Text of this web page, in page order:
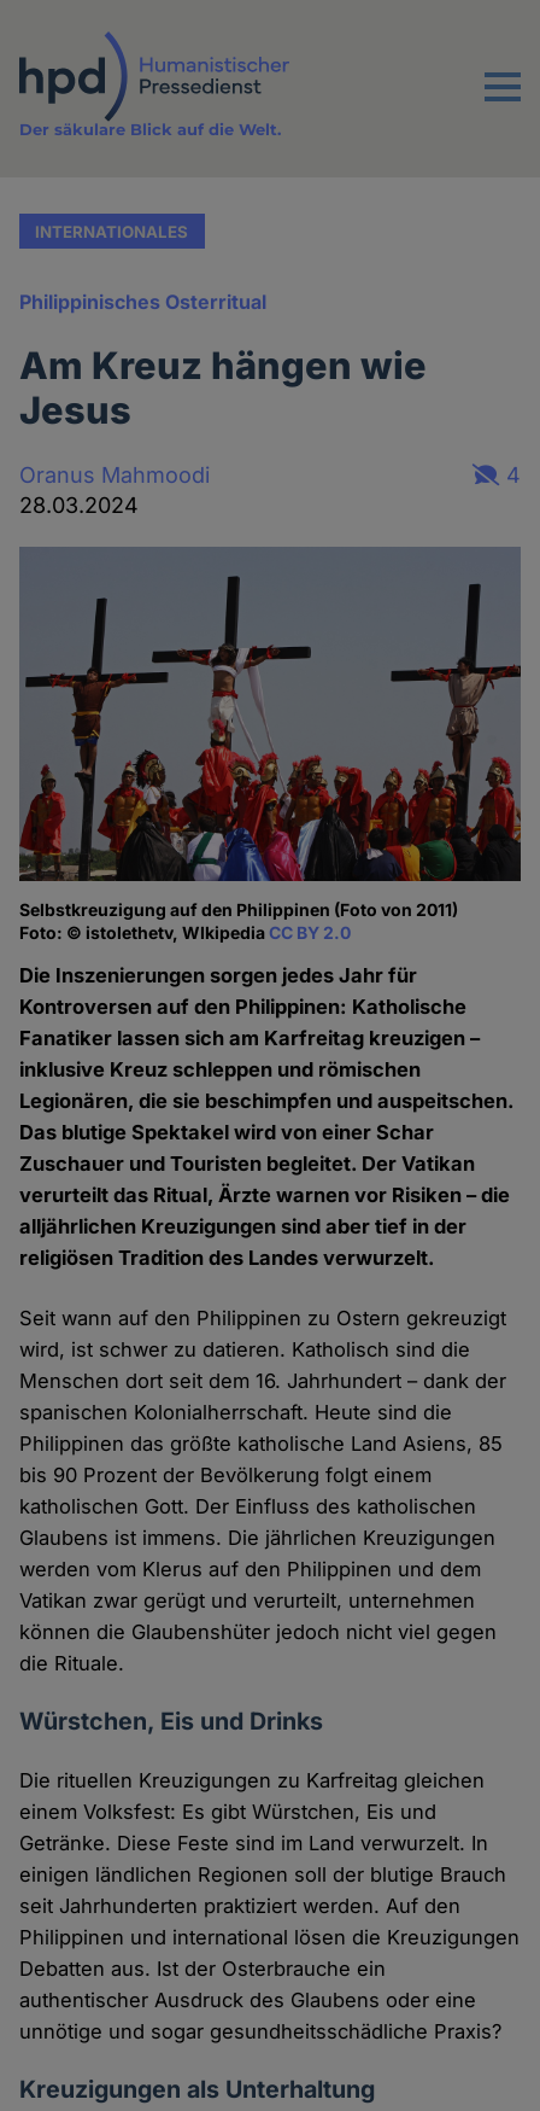
Inhalt
Menu
Der säkulare Blick auf die Welt.
INTERNATIONALES
Philippinisches Osterritual
Am Kreuz hängen wie
Jesus
Oranus Mahmoodi
28.03.2024
4
Selbstkreuzigung auf den Philippinen (Foto von 2011)
Foto: © istolethetv, WIkipediaCC BY 2.0
Die Inszenierungen sorgen jedes Jahr für
Kontroversen auf den Philippinen: Katholische
Fanatiker lassen sich am Karfreitag kreuzigen –
inklusive Kreuz schleppen und römischen
Legionären, die sie beschimpfen und auspeitschen.
Das blutige Spektakel wird von einer Schar
Zuschauer und Touristen begleitet. Der Vatikan
verurteilt das Ritual, Ärzte warnen vor Risiken – die
alljährlichen Kreuzigungen sind aber tief in der
religiösen Tradition des Landes verwurzelt.
Seit wann auf den Philippinen zu Ostern gekreuzigt
wird, ist schwer zu datieren. Katholisch sind die
Menschen dort seit dem 16. Jahrhundert – dank der
spanischen Kolonialherrschaft. Heute sind die
Philippinen das größte katholische Land Asiens, 85
bis 90 Prozent der Bevölkerung folgt einem
katholischen Gott. Der Einfluss des katholischen
Glaubens ist immens. Die jährlichen Kreuzigungen
werden vom Klerus auf den Philippinen und dem
Vatikan zwar gerügt und verurteilt, unternehmen
können die Glaubenshüter jedoch nicht viel gegen
die Rituale.
Würstchen, Eis und Drinks
Die rituellen Kreuzigungen zu Karfreitag gleichen
einem Volksfest: Es gibt Würstchen, Eis und
Getränke. Diese Feste sind im Land verwurzelt. In
einigen ländlichen Regionen soll der blutige Brauch
seit Jahrhunderten praktiziert werden. Auf den
Philippinen und international lösen die Kreuzigungen
Debatten aus. Ist der Osterbrauche ein
authentischer Ausdruck des Glaubens oder eine
unnötige und sogar gesundheitsschädliche Praxis?
Kreuzigungen als Unterhaltung